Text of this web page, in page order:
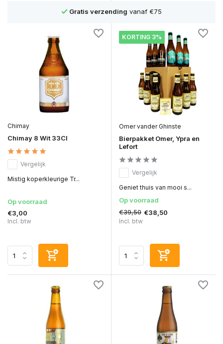
Gratis verzendingvanaf €75
Chimay
Chimay 8 Wit 33Cl
Vergelijk
Mistig koperkleurige Tr...
Op voorraad
€3,00
Incl. btw
KORTING 3%
Omer vander Ghinste
Bierpakket Omer, Ypra en
Lefort
Vergelijk
Geniet thuis van mooi s...
Op voorraad
€39,50 €38,50
Incl. btw